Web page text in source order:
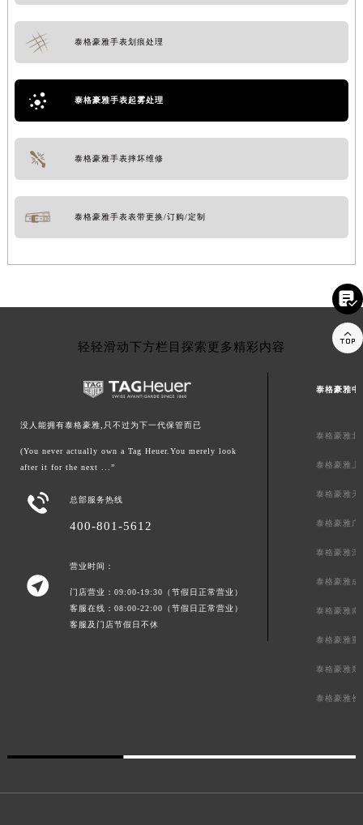
泰格豪雅手表划痕处理
泰格豪雅手表起雾处理
泰格豪雅手表摔坏维修
泰格豪雅手表表带更换/订购/定制
轻轻滑动下方栏目探索更多精彩内容
没人能拥有泰格豪雅,只不过为下一代保管而已
(You never actually own a Tag Heuer.You merely look
after it for the next ...”
 总部服务热线
400-801-5612

营业时间：
门店营业：09:00-19:30（节假日正常营业）
客服在线：08:00-22:00（节假日正常营业）
客服及门店节假日不休
泰格豪雅中
泰格豪雅北
泰格豪雅上
泰格豪雅天
泰格豪雅广
泰格豪雅深
泰格豪雅成
泰格豪雅南
泰格豪雅重
泰格豪雅郑
泰格豪雅长

